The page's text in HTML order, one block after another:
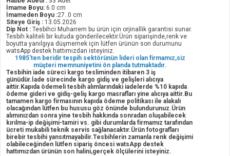
İmame Boyu: 6.0 cm
İmameden Boyu :27..0 cm
Siteye Giriş : 13.05.2026
Dip Not : Tesbihci Muharrem bu ürün için orjinallik garantisi sunar.
Tesbih kaliteli bir kutuda gönderilecektir.Ürün siparişinde,renk ve
boyutta yanılgıya düşmemek için lütfen ürünün son durumunu
watsApp destek hattımızdan isteyiniz.
1985'ten beridir tespih sektörünün lideri olan firmamız,siz
müşteri memnuniyetini ön planda tutmaktadır.
Tesbihin iade süreci kargo tesliminden itibaren 3 iş
günüdür.İade sürecinde kargo gidiş ve gelişleri alıcıya
aittir.Kapıda ödemeli tesbih alımlarındaki iadelerde %10 kapıda
ödeme gideri ve gidiş-geliş kargo masrafları yine alıcıya aittir.Bu
tamamen kargo firmasının kapıda ödeme politikası ile alakalı
olacağından lütfen bu hususu göz önünde bulundurunuz.Ürün
alımınızdan sonra yine tesbih hakkında sonradan oluşabilecek
kırılma-ip değişimi-tamiri vs. gibi durumlarda firmamız tarafından
ücreti mukabili teknik servis sağlanacaktır.Ürün fotografları
birebir tesbihi yansıtmayabilir.Tesbihlerin zamanla renk değişimi
olabileceğinden lütfen sipariş öncesi watsApp destek
hattımızdan ürünün son halini,gerçek ölçülerini isteyiniz.